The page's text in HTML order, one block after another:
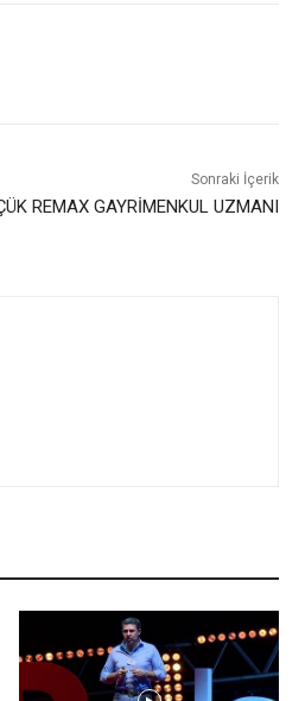
Sonraki İçerik
REMAX GAYRİMENKUL UZMANI